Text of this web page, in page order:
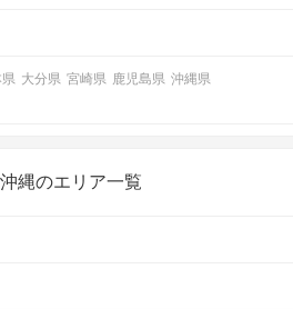
県 大分県 宮崎県 鹿児島県 沖縄県
縄のエリア一覧